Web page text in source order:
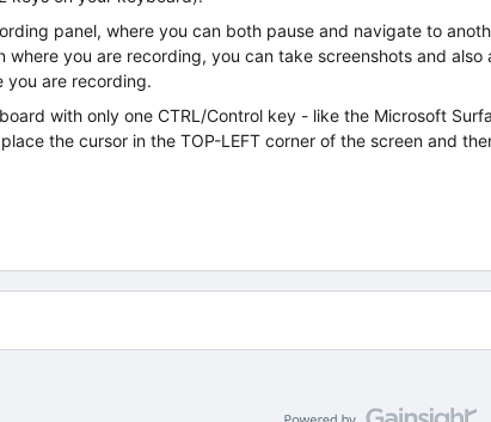
panel, where you can both pause and navigate to
where you are recording, you can take screenshots and also
you are recording.
with only one CTRL/Control key - like the Microsoft
the cursor in the TOP-LEFT corner of the screen and